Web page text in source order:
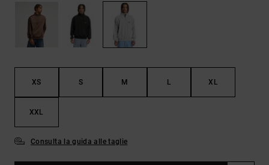
risposte
alle
più
contatto.
XS S M L XL
XXL
Consulta la guida alle taglie